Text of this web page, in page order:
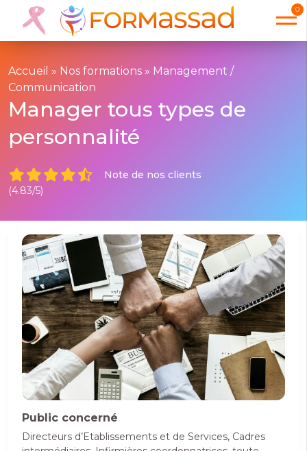
0
Accueil » Nos formations » Management /
Communication
Manager tous types de
personnalité
Note de nos clients
(4.83/5)
Public concerné
Directeurs d’Etablissements et de Services, Cadres